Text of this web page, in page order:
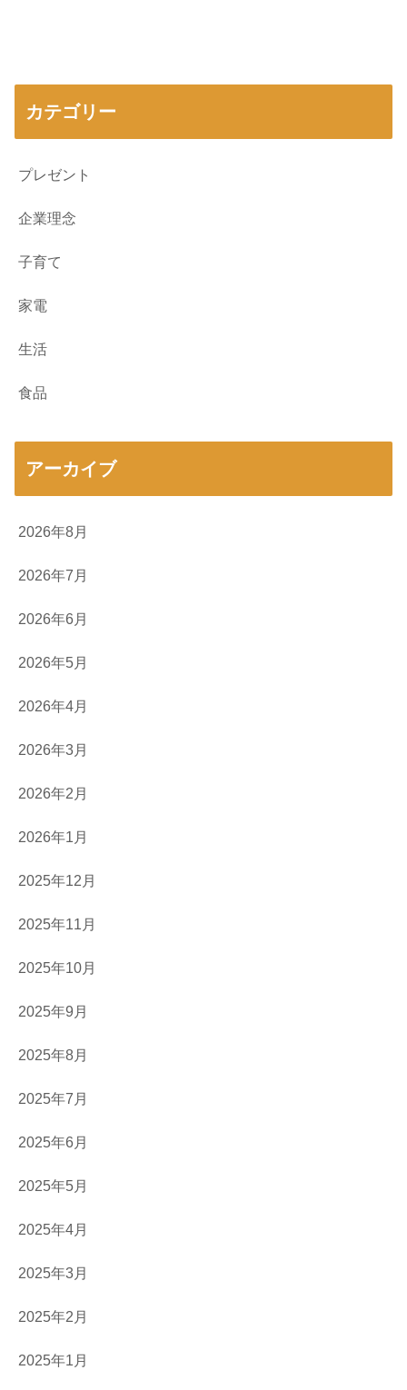
カテゴリー
プレゼント
企業理念
子育て
家電
生活
食品
アーカイブ
2026年8月
2026年7月
2026年6月
2026年5月
2026年4月
2026年3月
2026年2月
2026年1月
2025年12月
2025年11月
2025年10月
2025年9月
2025年8月
2025年7月
2025年6月
2025年5月
2025年4月
2025年3月
2025年2月
2025年1月